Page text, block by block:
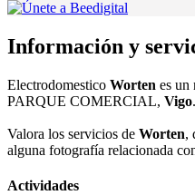
Información y
Electrodomestico Worten es un
PARQUE COMERCIAL, Vigo.
Valora los servicios de Worten,
alguna fotografía relacionada
Actividades